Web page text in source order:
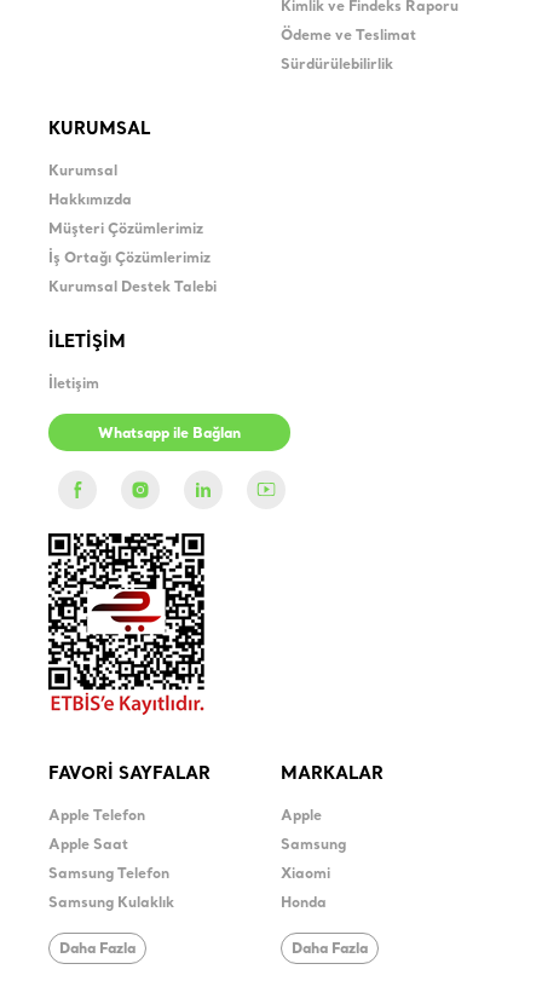
Kimlik ve Findeks Raporu
Ödeme ve Teslimat
Sürdürülebilirlik
KURUMSAL
Kurumsal
Hakkımızda
Müşteri Çözümlerimiz
İş Ortağı Çözümlerimiz
Kurumsal Destek Talebi
İLETİŞİM
İletişim
Whatsapp ile Bağlan
FAVORİ SAYFALAR
Apple Telefon
Apple Saat
Samsung Telefon
Samsung Kulaklık
Daha Fazla
MARKALAR
Apple
Samsung
Xiaomi
Honda
Daha Fazla